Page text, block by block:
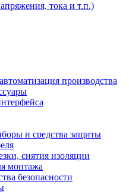
тока и т.п.)
производства
и средства защиты
снятия изоляции
монтажа
безопасности